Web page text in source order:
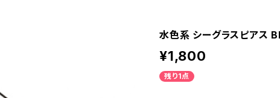
水色系 シーグラスピアス
¥1,800
残り1点